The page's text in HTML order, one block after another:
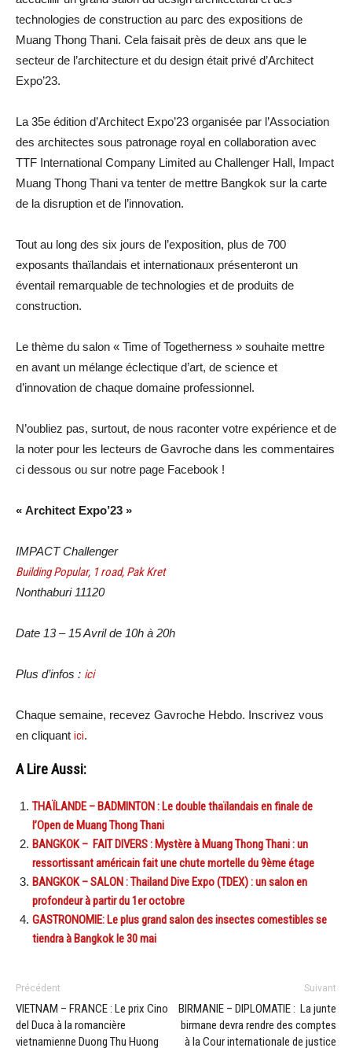
technologies de construction au parc des expositions de
Muang Thong Thani. Cela faisait près de deux ans que le
secteur de l’architecture et du design était privé d’Architect
Expo’23.
La 35e édition d’Architect Expo’23 organisée par l’Association
des architectes sous patronage royal en collaboration avec
TTF International Company Limited au Challenger Hall, Impact
Muang Thong Thani va tenter de mettre Bangkok sur la carte
de la disruption et de l’innovation.
Tout au long des six jours de l’exposition, plus de 700
exposants thaïlandais et internationaux présenteront un
éventail remarquable de technologies et de produits de
construction.
Le thème du salon « Time of Togetherness » souhaite mettre
en avant un mélange éclectique d’art, de science et
d’innovation de chaque domaine professionnel.
N’oubliez pas, surtout, de nous raconter votre expérience et de
la noter pour les lecteurs de Gavroche dans les commentaires
ci dessous ou sur notre page Facebook !
« Architect Expo’23 »
IMPACT Challenger
Building Popular, 1 road, Pak Kret
Nonthaburi 11120
Date 13 – 15 Avril de 10h à 20h
Plus d’infos : ici
Chaque semaine, recevez Gavroche Hebdo. Inscrivez vous
en cliquant ici.
A Lire Aussi:
THAÏLANDE – BADMINTON : Le double thaïlandais en finale de
l’Open de Muang Thong Thani
BANGKOK – FAIT DIVERS : Mystère à Muang Thong Thani : un
ressortissant américain fait une chute mortelle du 9ème étage
BANGKOK – SALON : Thailand Dive Expo (TDEX) : un salon en
profondeur à partir du 1er octobre
GASTRONOMIE: Le plus grand salon des insectes comestibles se
tiendra à Bangkok le 30 mai
Précédent
VIETNAM – FRANCE : Le prix Cino
del Duca à la romancière
vietnamienne Duong Thu Huong
Suivant
BIRMANIE – DIPLOMATIE : La junte
birmane devra rendre des comptes
à la Cour internationale de justice